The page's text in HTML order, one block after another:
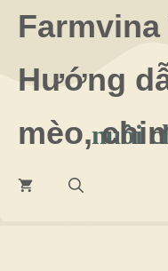
Chuyển
đến
nộiHướng
mèo,nuôi